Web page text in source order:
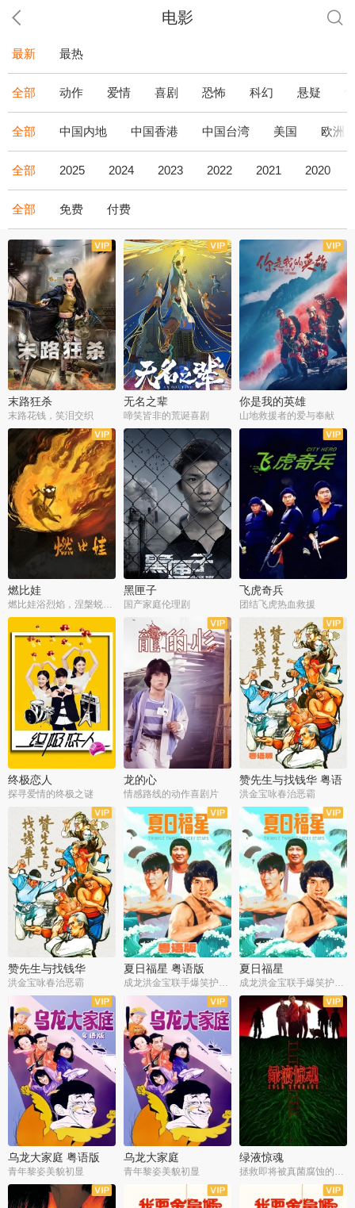
电影
最新 最热
全部 动作 爱情 喜剧 恐怖 科幻 悬疑
全部 中国内地 中国香港 中国台湾 美国 欧洲
全部 2025 2024 2023 2022 2021 2020
全部 免费 付费
末路狂杀
末路花钱，笑泪交织
无名之辈
啼笑皆非的荒诞喜剧
你是我的英雄
山地救援者的爱与奉献
燃比娃
燃比娃浴烈焰，涅槃蜕变成人
黑匣子
国产家庭伦理剧
飞虎奇兵
团结飞虎热血救援
终极恋人
探寻爱情的终极之谜
龙的心
情感路线的动作喜剧片
赞先生与找钱华 粤语
版
洪金宝咏春治恶霸
赞先生与找钱华
洪金宝咏春治恶霸
夏日福星 粤语版
成龙洪金宝联手爆笑护美女
夏日福星
成龙洪金宝联手爆笑护美女
乌龙大家庭 粤语版
青年黎姿美貌初显
乌龙大家庭
青年黎姿美貌初显
绿液惊魂
拯救即将被真菌腐蚀的世界